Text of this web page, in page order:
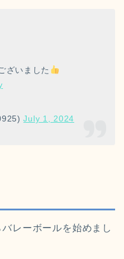
ざいました
July 1, 2024
レーボールを始めまし